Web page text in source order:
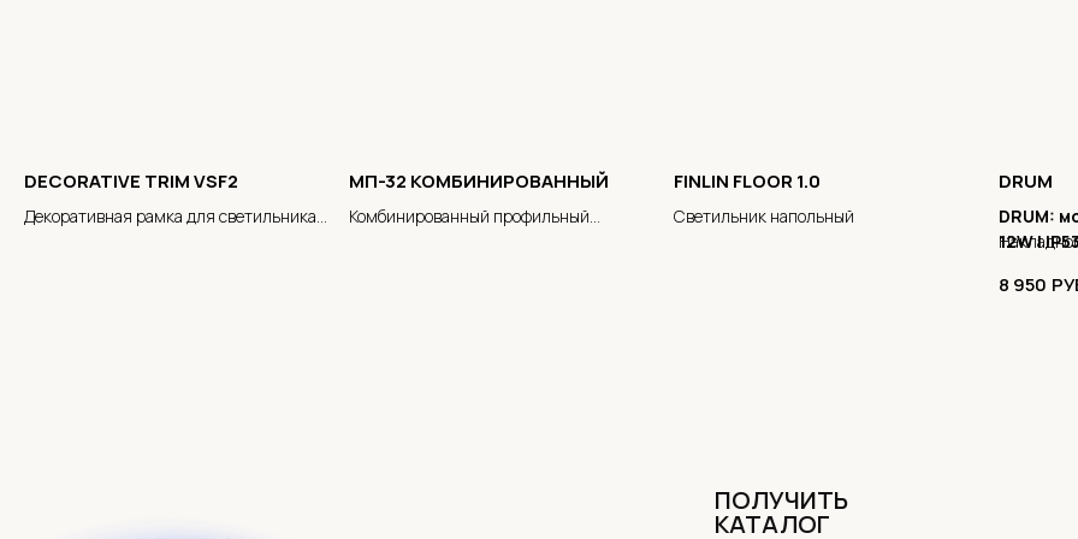
DECORATIVE TRIM VSF2
Декоративная рамка для светильника
МП-32 КОМБИНИРОВАННЫЙ
Комбинированный профильный
FINLIN FLOOR 1.0
Светильник напольный
DRUM
DRUM:
12W |
8 950
ПОЛУЧИТЬ
КАТАЛОГ